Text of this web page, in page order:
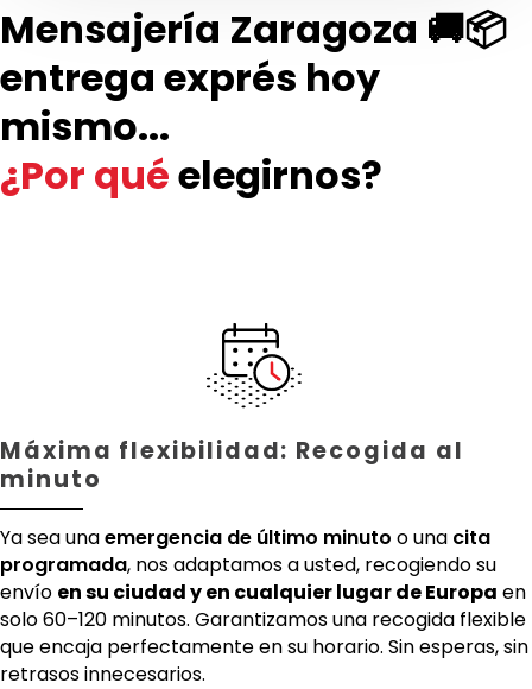
Mensajería Zaragoza 🚚📦
entrega exprés hoy
mismo...
¿Por quéelegirnos?
Máxima flexibilidad: Recogida al
minuto
Ya sea unaemergencia de último minuto o una cita
programada, nos adaptamos a usted, recogiendo su
envío en su ciudad y en cualquier lugar de Europa en
solo 60–120 minutos. Garantizamos una recogida flexible
que encaja perfectamente en su horario. Sin esperas, sin
retrasos innecesarios.